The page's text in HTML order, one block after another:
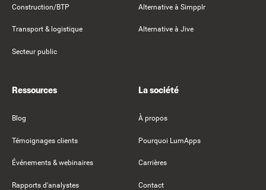
Construction/BTP
Transport & logistique
Secteur public
Alternative à Simpplr
Alternative à Jive
Ressources
Blog
Témoignages clients
Événements & webinaires
Rapports d'analystes
La société
À propos
Pourquoi LumApps
Carrières
Contact